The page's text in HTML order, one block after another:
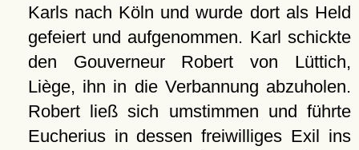
Karls nach Köln und wurde dort als Held
gefeiert und aufgenommen. Karl schickte
den Gouverneur Robert von Lüttich,
Liège, ihn in die Verbannung abzuholen.
Robert ließ sich umstimmen und führte
Eucherius in dessen freiwilliges Exil ins